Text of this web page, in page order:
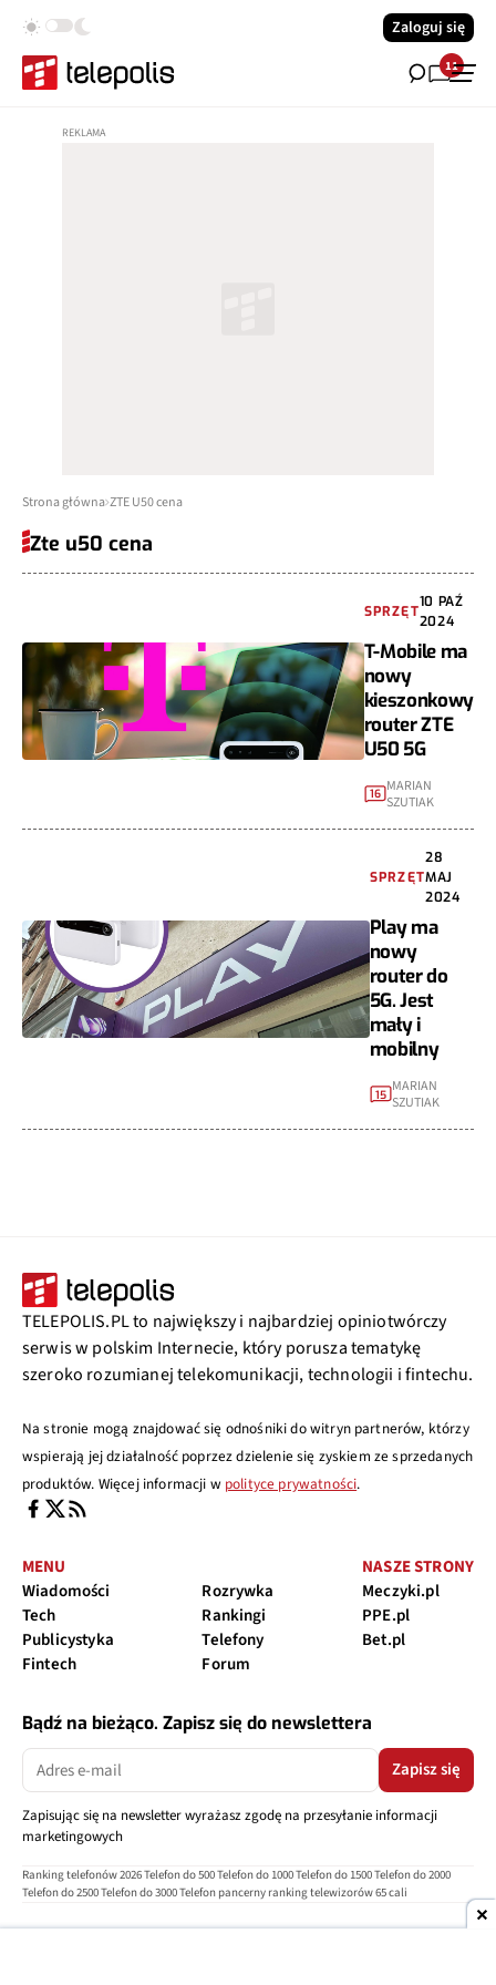
Zaloguj się
11
Strona główna ZTE U50 cena
Zte u50 cena
SPRZĘT
10 PAŹ
2024
T-Mobile ma
nowy
kieszonkowy
router ZTE
U50 5G
16 MARIAN
SZUTIAK
SPRZĘT
28
MAJ
2024
Play ma
nowy
router do
5G. Jest
mały i
mobilny
15 MARIAN
SZUTIAK
TELEPOLIS.PL to największy i najbardziej opiniotwórczy
serwis w polskim Internecie, który porusza tematykę
szeroko rozumianej telekomunikacji, technologii i fintechu.
Na stronie mogą znajdować się odnośniki do witryn partnerów, którzy
wspierają jej działalność poprzez dzielenie się zyskiem ze sprzedanych
produktów. Więcej informacji w polityce prywatności.
MENU
Wiadomości
Tech
Publicystyka
Fintech
Rozrywka
Rankingi
Telefony
Forum
NASZE STRONY
Meczyki.pl
PPE.pl
Bet.pl
Bądź na bieżąco. Zapisz się do newslettera
Zapisz się
Zapisując się na newsletter wyrażasz zgodę na przesyłanie informacji
marketingowych
Ranking telefonów 2026Telefon do 500Telefon do 1000Telefon do 1500Telefon do 2000
Telefon do 2500Telefon do 3000Telefon pancerny ranking telewizorów 65 cali